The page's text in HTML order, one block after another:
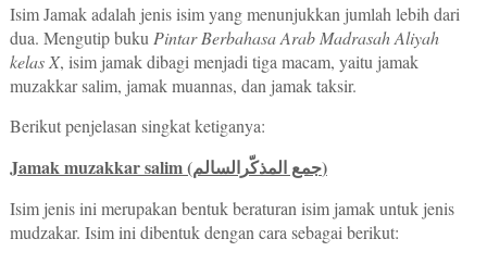
Isim Jamak adalah jenis isim yang menunjukkan jumlah lebih dari
dua. Mengutip buku Pintar Berbahasa Arab Madrasah Aliyah
kelas X, isim jamak dibagi menjadi tiga macam, yaitu jamak
muzakkar salim, jamak muannas, dan jamak taksir.
Berikut penjelasan singkat ketiganya:
Jamak muzakkar salim(جمع المذكّرالسالم)
Isim jenis ini merupakan bentuk beraturan isim jamak untuk jenis
mudzakar. Isim ini dibentuk dengan cara sebagai berikut: